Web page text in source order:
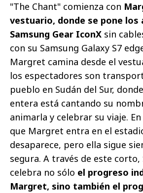
"The Chant" comienza con
vestuario, donde se pone los
Samsung Gear IconX sin
con su Samsung Galaxy S7
Margret camina desde el
los espectadores son
pueblo en Sudán del Sur,
entera está cantando su
animarla y celebrar su viaje.
que Margret entra en el
desaparece, pero ella sigue
segura. A través de este corto,
celebra no sólo el progreso
Margret, sino también el